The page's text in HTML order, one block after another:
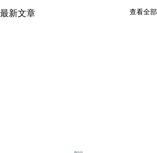
最新文章 查看全部